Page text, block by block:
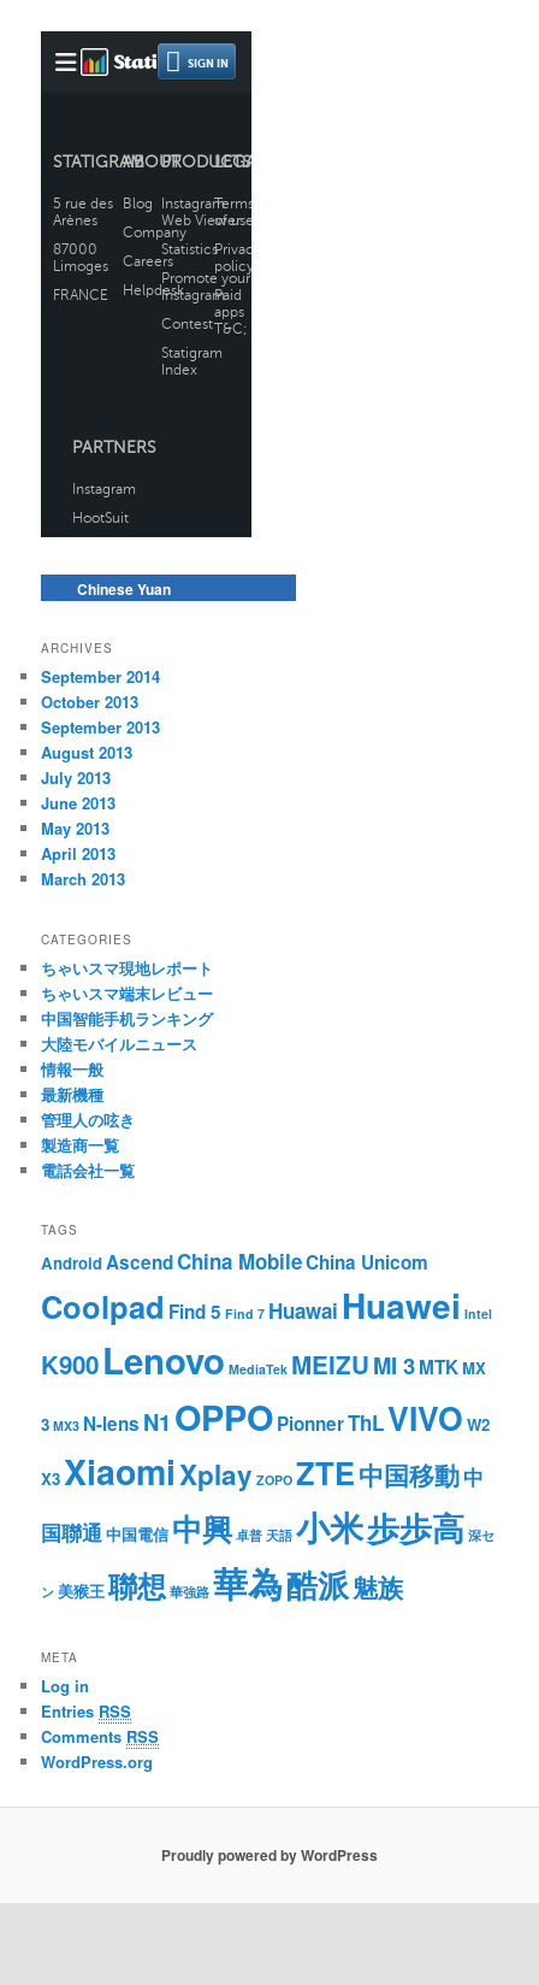
Chinese Yuan
ARCHIVES
September 2014
October 2013
September 2013
August 2013
July 2013
June 2013
May 2013
April 2013
March 2013
CATEGORIES
ちゃいスマ現地レポート
ちゃいスマ端末レビュー
中国智能手机ランキング
大陸モバイルニュース
情報一般
最新機種
管理人の呟き
製造商一覧
電話会社一覧
TAGS
AndroidAscendChina MobileChina Unicom
Coolpad Find 5 Find 7 Huawai Huawei Intel
K900Lenovo MediaTek MEIZUMI 3MTKMX
3 MX3 N-lens N1 OPPOPionnerThLVIVO W2
X3XiaomiXplay ZOPO ZTE中国移動中
国聯通中国電信 中興 卓普 天語 小米歩歩高 深セ
ン 美猴王聯想 華強路 華為酷派魅族
META
Log in
Entries RSS
Comments RSS
WordPress.org
Proudly powered by WordPress